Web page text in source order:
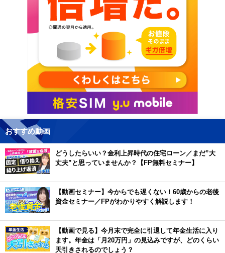
おすすめ動画
どうしたらいい？金利上昇時代の住宅ローン／まだ”大
丈夫”と思っていませんか？【FP無料セミナー】
【動画セミナー】今からでも遅くない！60歳からの老後
資金セミナー／FPがわかりやすく解説します！
【動画で見る】今月末で完全に引退して年金生活に入り
ます。年金は「月20万円」の見込みですが、どのくらい
天引きされるのでしょう？